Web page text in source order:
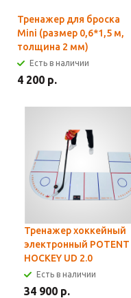
Тренажер для броска
Mini (размер 0,6*1,5 м,
толщина 2 мм)
Есть в наличии
4 200 р.
Тренажер хоккейный
электронный POTENT
HOCKEY UD 2.0
Есть в наличии
34 900 р.